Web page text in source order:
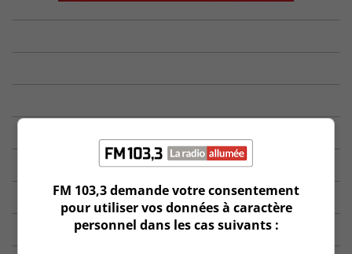
FM 103,3 demande votre consentement
pour utiliser vos données à caractère
personnel dans les cas suivants :